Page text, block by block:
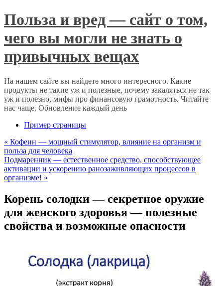
Польза и вред — сайт о том,
чего вы могли не знать о
привычных вещах
На нашем сайте вы найдете много интересного. Какие
продукты не такие уж и полезные, почему закаляться не так
уж и полезно, мифы про финансовую грамотность. Читайте
нас чаще. Обновление каждый день
Пример страницы
« Кофеин — мощный стимулятор, влияние на организм и
польза для человека
Подмаренник — естественное средство, способствующее
активации и ускорению ранозаживляющих процессов в
организме! »
Корень солодки — секретное оружие
для женского здоровья — полезные
свойства и возможные опасности